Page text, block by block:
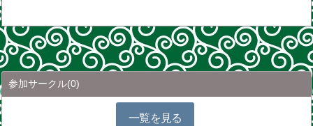
参加サークル(0)
一覧を見る